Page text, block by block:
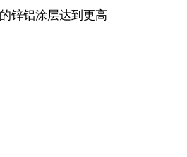
锌铝涂层达到更高